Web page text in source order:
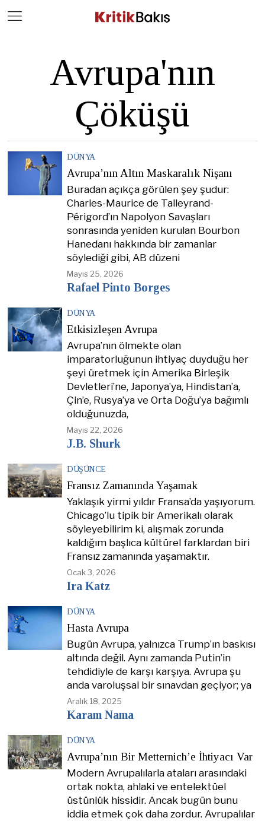
Avrupa'nın
Çöküşü
DÜNYA
Avrupa’nın Altın Maskaralık Nişanı
Buradan açıkça görülen şey şudur:
Charles-Maurice de Talleyrand-
Périgord’ın Napolyon Savaşları
sonrasında yeniden kurulan Bourbon
Hanedanı hakkında bir zamanlar
söylediği gibi, AB düzeni
Mayıs 25, 2026
Rafael Pinto Borges
DÜNYA
Etkisizleşen Avrupa
Avrupa’nın ölmekte olan
imparatorluğunun ihtiyaç duyduğu her
şeyi üretmek için Amerika Birleşik
Devletleri’ne, Japonya’ya, Hindistan’a,
Çin’e, Rusya’ya ve Orta Doğu’ya bağımlı
olduğunuzda,
Mayıs 22, 2026
J.B. Shurk
DÜŞÜNCE
Fransız Zamanında Yaşamak
Yaklaşık yirmi yıldır Fransa’da yaşıyorum.
Chicago’lu tipik bir Amerikalı olarak
söyleyebilirim ki, alışmak zorunda
kaldığım başlıca kültürel farklardan biri
Fransız zamanında yaşamaktır.
Ocak 3, 2026
Ira Katz
DÜNYA
Hasta Avrupa
Bugün Avrupa, yalnızca Trump’ın baskısı
altında değil. Aynı zamanda Putin’in
tehdidiyle de karşı karşıya. Avrupa şu
anda varoluşsal bir sınavdan geçiyor; ya
Aralık 18, 2025
Karam Nama
DÜNYA
Avrupa’nın Bir Metternich’e İhtiyacı Var
Modern Avrupalılarla ataları arasındaki
ortak nokta, ahlaki ve entelektüel
üstünlük hissidir. Ancak bugün bunu
iddia etmek çok daha zordur. Avrupalılar